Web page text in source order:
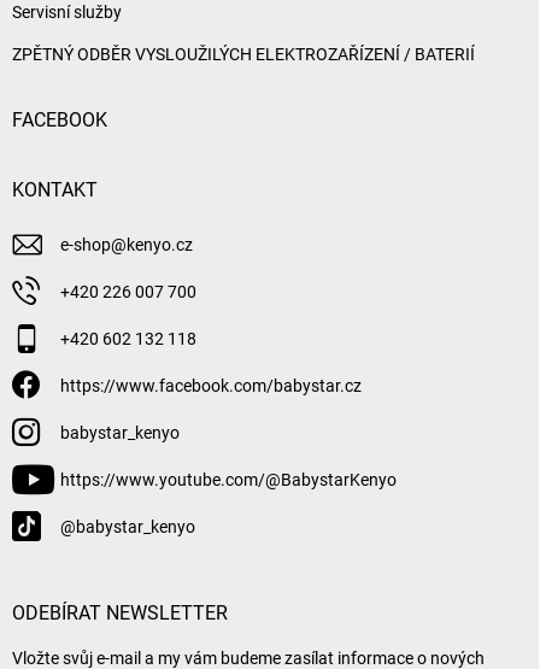
Servisní služby
ZPĚTNÝ ODBĚR VYSLOUŽILÝCH ELEKTROZAŘÍZENÍ / BATERIÍ
FACEBOOK
KONTAKT
e-shop@kenyo.cz
+420 226 007 700
+420 602 132 118
https://www.facebook.com/babystar.cz
babystar_kenyo
https://www.youtube.com/@BabystarKenyo
@babystar_kenyo
ODEBÍRAT NEWSLETTER
Vložte svůj e-mail a my vám budeme zasílat informace o nových